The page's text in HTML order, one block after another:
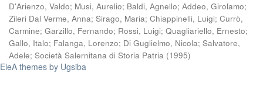
D'Arienzo, Valdo; Musi, Aurelio; Baldi, Agnello; Addeo, Girolamo;
Zileri Dal Verme, Anna; Sirago, Maria; Chiappinelli, Luigi; Currò,
Carmine; Garzillo, Fernando; Rossi, Luigi; Quagliariello, Ernesto;
Gallo, Italo; Falanga, Lorenzo; Di Guglielmo, Nicola; Salvatore,
Adele; Società Salernitana di Storia Patria (1995)
EleA themes by Ugsiba